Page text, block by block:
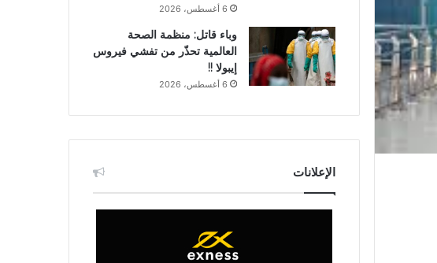
6 أغسطس، 2026
وباء قاتل: منظمة الصحة
العالمية تحذّر من تفشي فيروس
إيبولا !!
6 أغسطس، 2026
الإعلانات